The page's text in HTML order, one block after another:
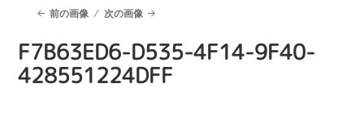
前の画像 次の画像
F7B63ED6-D535-4F14-9F40-
428551224DFF